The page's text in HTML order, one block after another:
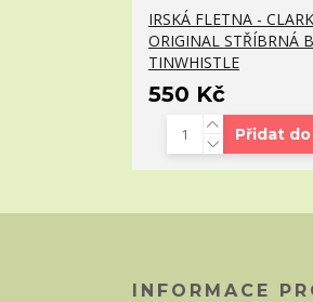
IRSKÁ FLETNA -
ORIGINAL STŘÍBRNÁ
TINWHISTLE
550 Kč
Přidat
INFORMACE